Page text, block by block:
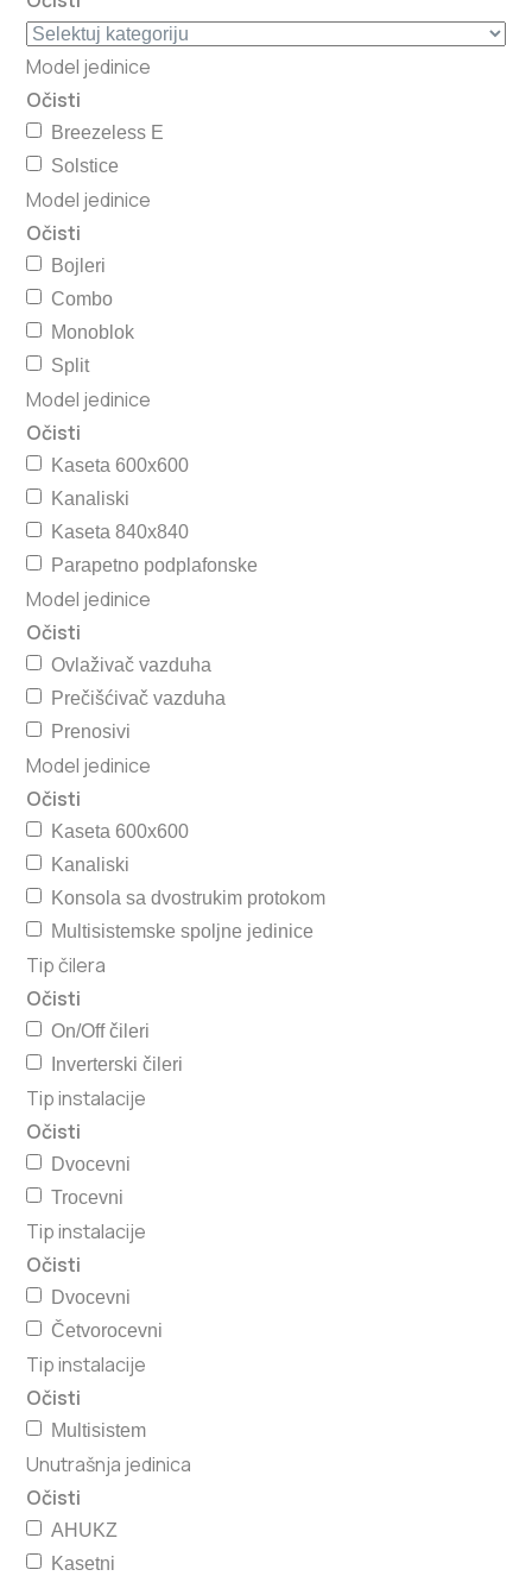
Model jedinice
Očisti
Breezeless E
Solstice
Model jedinice
Očisti
Bojleri
Combo
Monoblok
Split
Model jedinice
Očisti
Kaseta 600x600
Kanaliski
Kaseta 840x840
Parapetno podplafonske
Model jedinice
Očisti
Ovlaživač vazduha
Prečišćivač vazduha
Prenosivi
Model jedinice
Očisti
Kaseta 600x600
Kanaliski
Konsola sa dvostrukim protokom
Multisistemske spoljne jedinice
Tip čilera
Očisti
On/Off čileri
Inverterski čileri
Tip instalacije
Očisti
Dvocevni
Trocevni
Tip instalacije
Očisti
Dvocevni
Četvorocevni
Tip instalacije
Očisti
Multisistem
Unutrašnja jedinica
Očisti
AHUKZ
Kasetni